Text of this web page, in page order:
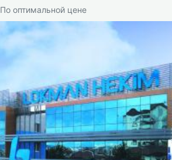
По оптимальной цене